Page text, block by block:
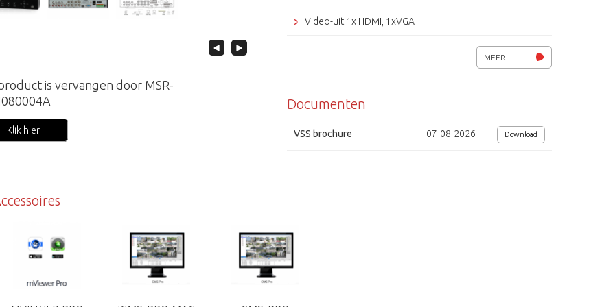
is vervangen door MSR-
Klik hier
Video-uit 1x HDMI, 1xVGA
Opname: continu, beweging, alarm, kalender, handmatig
CMS-PRO software voor Windows, Apple en Linux
MEER
Documenten
VSS brochure 07-08-2026 Download